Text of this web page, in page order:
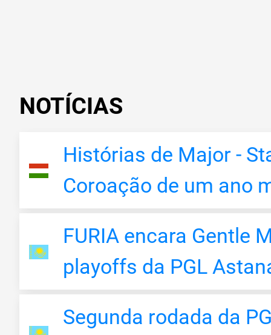
NOTÍCIAS
Histórias de Major -
Coroação de um ano
FURIA encara Gentle
playoffs da PGL
Segunda rodada da